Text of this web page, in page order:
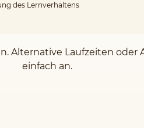
des Lernverhaltens
Alternative Laufzeiten
einfach an.